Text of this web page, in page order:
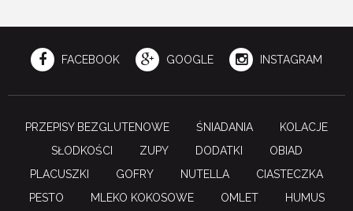
FACEBOOK GOOGLE INSTAGRAM
PRZEPISY BEZGLUTENOWE ŚNIADANIA
KOLACJE
SŁODKOŚCI
ZUPY DODATKI
OBIAD
PLACUSZKI
GOFRY NUTELLA
CIASTECZKA
PESTO
MLEKO KOKOSOWE OMLET HUMUS